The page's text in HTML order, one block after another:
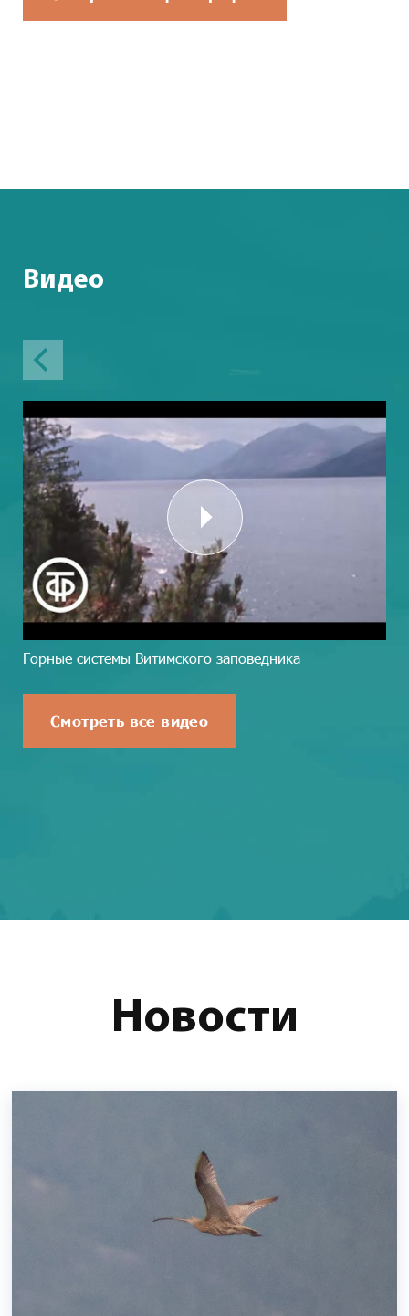
Видео
Горные системы Витимского заповедника
Смотреть все видео
Новости